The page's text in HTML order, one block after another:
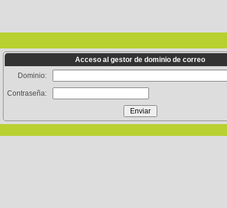
Acceso al gestor de dominio de correo
Dominio:
Contraseña: